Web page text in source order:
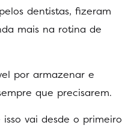
dentistas, fizeram
mais na rotina de
por armazenar e
que precisarem.
vai desde o primeiro